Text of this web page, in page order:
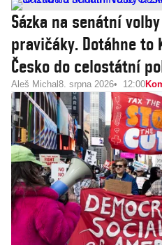
Sázka na senátní
pravičáky. Dotáhne to
Česko do celostátní
Aleš Michal 8. srpna 2026 12:00